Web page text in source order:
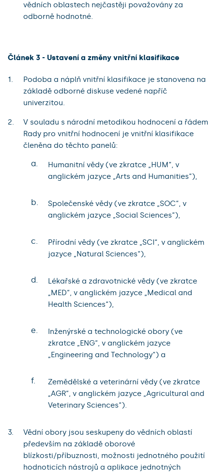
vědních oblastech nejčastěji považovány za
odborně hodnotné.
Článek 3 - Ustavení a změny vnitřní klasifikace
Podoba a náplň vnitřní klasifikace je stanovena na
základě odborné diskuse vedené napříč
univerzitou.
V souladu s národní metodikou hodnocení a řádem
Rady pro vnitřní hodnocení je vnitřní klasifikace
členěna do těchto panelů:
a.
Humanitní vědy (ve zkratce „HUM“, v
anglickém jazyce „Arts and Humanities“),
b.
Společenské vědy (ve zkratce „SOC“, v
anglickém jazyce „Social Sciences“),
c.
Přírodní vědy (ve zkratce „SCI“, v anglickém
jazyce „Natural Sciences“),
d.
Lékařské a zdravotnické vědy (ve zkratce
„MED“, v anglickém jazyce „Medical and
Health Sciences“),
e.
Inženýrské a technologické obory (ve
zkratce „ENG“, v anglickém jazyce
„Engineering and Technology“) a
f.
Zemědělské a veterinární vědy (ve zkratce
„AGR“, v anglickém jazyce „Agricultural and
Veterinary Sciences“).
Vědní obory jsou seskupeny do vědních oblastí
především na základě oborové
blízkosti/příbuznosti, možnosti jednotného použití
hodnoticích nástrojů a aplikace jednotných